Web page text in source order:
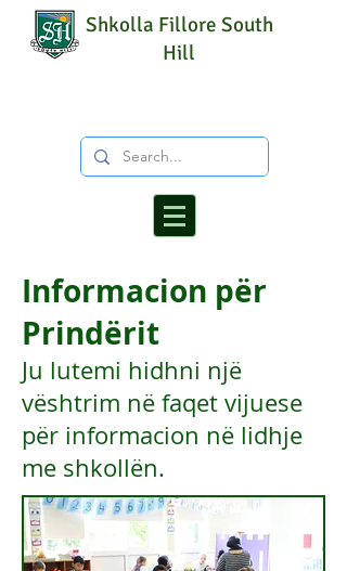
Shkolla Fillore South
Hill
Informacion për
Prindërit
Ju lutemi hidhni një
vështrim në faqet vijuese
për informacion në lidhje
me shkollën.